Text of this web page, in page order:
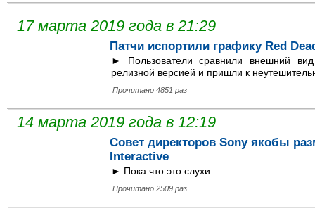
17 марта 2019 года в 21:29
Патчи испортили графику Red
► Пользователи сравнили внешний
релизной версией и пришли к
Прочитано 4851 раз
14 марта 2019 года в 12:19
Совет директоров Sony якобы
Interactive
► Пока что это слухи.
Прочитано 2509 раз